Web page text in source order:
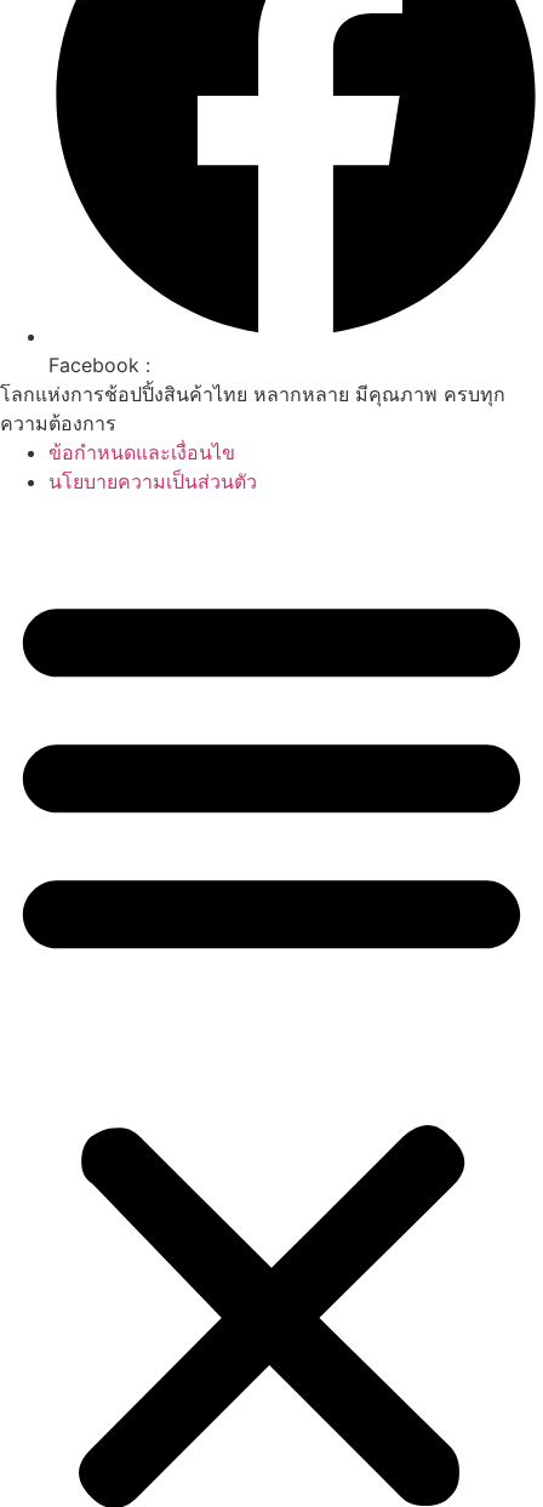
Facebook :
โลกแห่งการช้อปปิ้งสินค้าไทย หลากหลาย มีคุณภาพ ครบทุก
ความต้องการ
ข้อกำหนดและเงื่อนไข
นโยบายความเป็นส่วนตัว